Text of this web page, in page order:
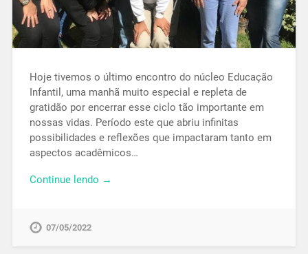
Hoje tivemos o último encontro do núcleo Educação
Infantil, uma manhã muito especial e repleta de
gratidão por encerrar esse ciclo tão importante em
nossas vidas. Período este que abriu infinitas
possibilidades e reflexões que impactaram tanto em
aspectos acadêmicos…
Continue lendo →
07/05/2022